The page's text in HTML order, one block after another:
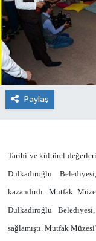
Paylaş
Tarihi ve kültürel
Dulkadiroğlu
kazandırdı. Mutfak
Dulkadiroğlu
sağlamıştı. Mutfak
SAĞLIK
SİVİL
SİYASET
SOSYAL
ULUSAL